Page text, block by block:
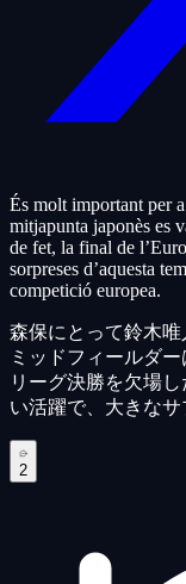
És molt important per
mitjapunta japonès es
de fet, la final de
sorpreses d’aquesta
competició europea.
森保にとって鈴木
ミッドフィールダ
リーグ決勝を欠場
い活躍で、大きなサ
2